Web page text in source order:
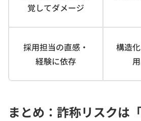
覚してダメージ
採用担当の直感・
経験に依存
構造
まとめ：詐称リスクは